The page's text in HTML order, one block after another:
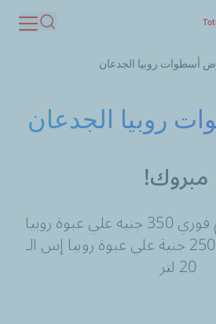
المحتوى
بحث
أسطوات روبيا الجدعان
روبيا الجدعان
مبروك!
كسبت معانا خصم فوري 350 جنيه علي عبوة روبيا
7400 الـ 20 لتر أو 250 جنية علي عبوة روبيا إس الـ
20 لتر